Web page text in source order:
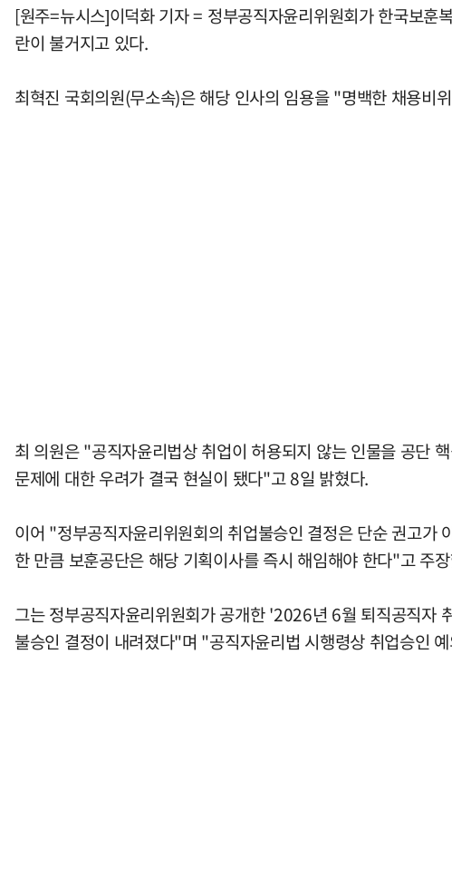
[원주=뉴시스]이덕화 기자 = 정부공직자윤리위원회가 한국보
란이 불거지고 있다.
최혁진 국회의원(무소속)은 해당 인사의 임용을 "명백한 채용비
최 의원은 "공직자윤리법상 취업이 허용되지 않는 인물을 공단
문제에 대한 우려가 결국 현실이 됐다"고 8일 밝혔다.
이어 "정부공직자윤리위원회의 취업불승인 결정은 단순 권고
한 만큼 보훈공단은 해당 기획이사를 즉시 해임해야 한다"고 주
그는 정부공직자윤리위원회가 공개한 '2026년 6월 퇴직공직자
불승인 결정이 내려졌다"며 "공직자윤리법 시행령상 취업승인